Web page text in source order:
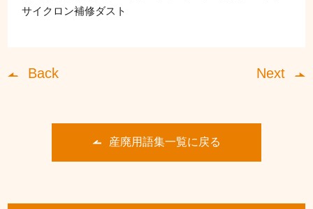
サイクロン補修ダスト
Back Next
産廃用語集一覧に戻る